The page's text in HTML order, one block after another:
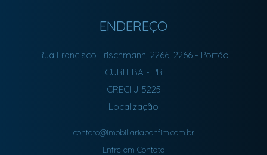
ENDEREÇO
Rua Francisco Frischmann, 2266, 2266 - Portão
CURITIBA - PR
CRECI J-5225
Localização
contato@imobiliariabonfim.com.br
Entre em Contato